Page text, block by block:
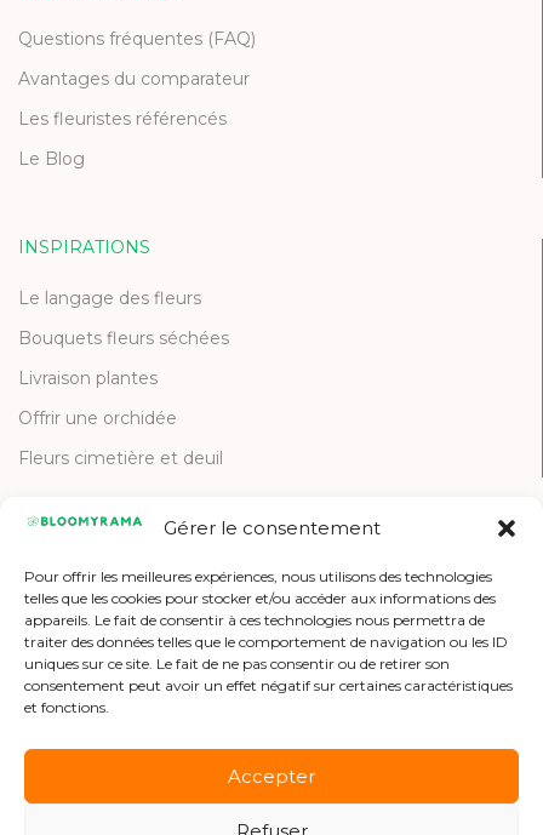
Gérer le consentement
Pour offrir les meilleures expériences, nous utilisons des technologies
telles que les cookies pour stocker et/ou accéder aux informations des
appareils. Le fait de consentir à ces technologies nous permettra de
traiter des données telles que le comportement de navigation ou les ID
uniques sur ce site. Le fait de ne pas consentir ou de retirer son
consentement peut avoir un effet négatif sur certaines caractéristiques
et fonctions.
Accepter
Refuser
Questions fréquentes (FAQ)
Avantages du comparateur
Les fleuristes référencés
Le Blog
INSPIRATIONS
Le langage des fleurs
Bouquets fleurs séchées
Livraison plantes
Offrir une orchidée
Fleurs cimetière et deuil
Contactez-nous
Etre référencé
Offres d'emploi